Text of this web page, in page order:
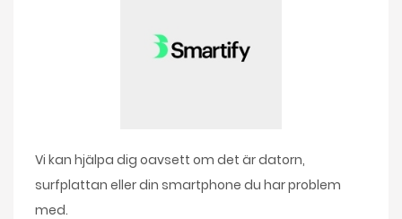
Vi kan hjälpa dig oavsett om det är datorn,
surfplattan eller din smartphone du har problem
med.